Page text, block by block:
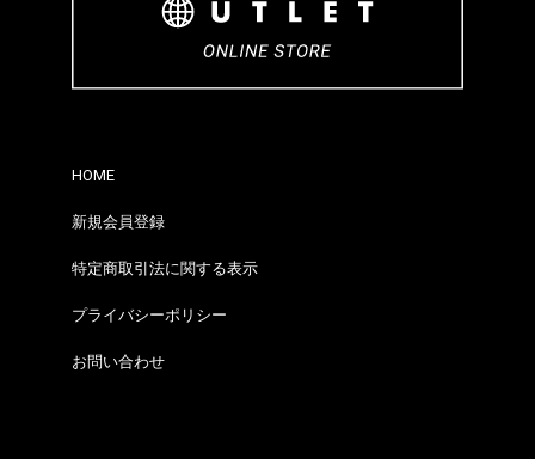
HOME
新規会員登録
特定商取引法に関する表示
プライバシーポリシー
お問い合わせ